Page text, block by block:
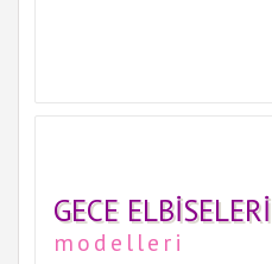
GECE ELBISELERI
modelleri